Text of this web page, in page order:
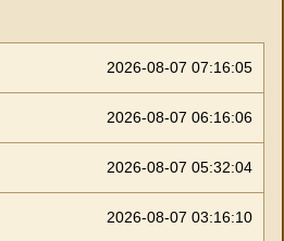
2026-08-07 07:16:05
2026-08-07 06:16:06
2026-08-07 05:32:04
2026-08-07 03:16:10